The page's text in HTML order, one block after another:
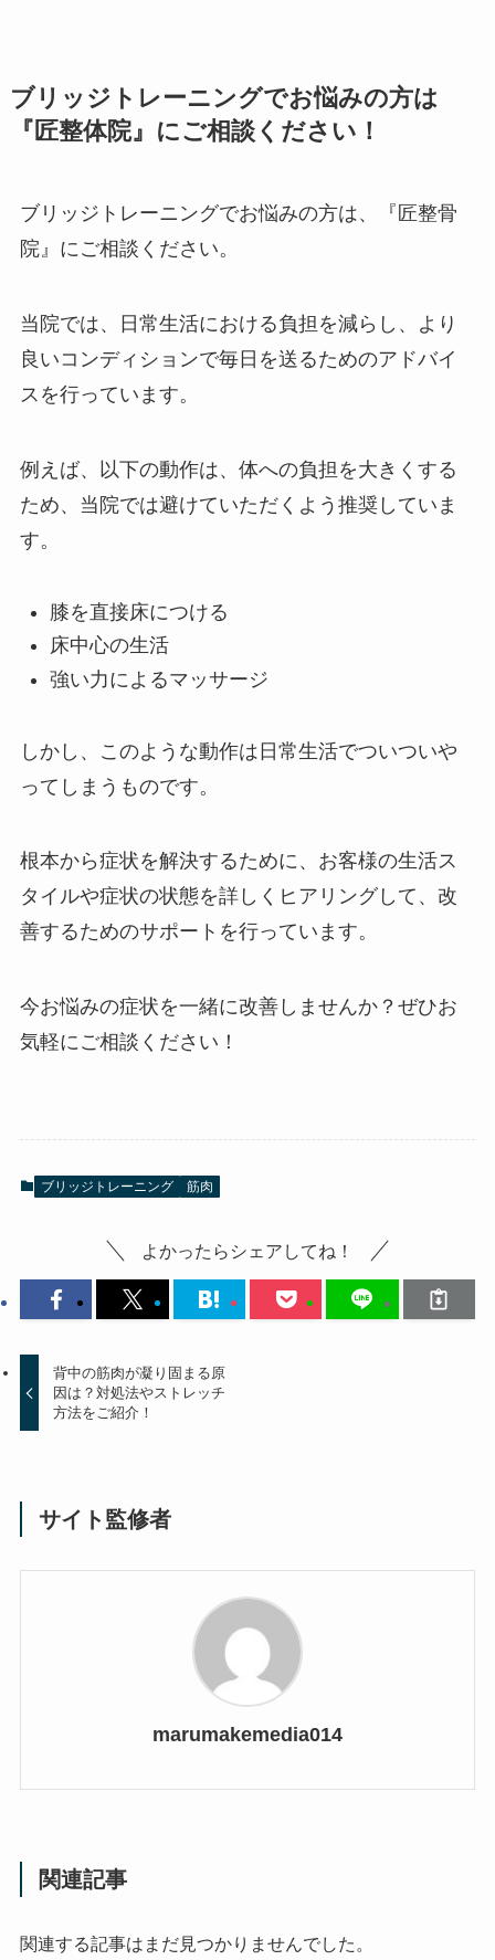
ブリッジトレーニングでお悩みの方は
『匠整体院』にご相談ください！
ブリッジトレーニングでお悩みの方は、『匠整骨
院』にご相談ください。
当院では、日常生活における負担を減らし、より
良いコンディションで毎日を送るためのアドバイ
スを行っています。
例えば、以下の動作は、体への負担を大きくする
ため、当院では避けていただくよう推奨していま
す。
膝を直接床につける
床中心の生活
強い力によるマッサージ
しかし、このような動作は日常生活でついついや
ってしまうものです。
根本から症状を解決するために、お客様の生活ス
タイルや症状の状態を詳しくヒアリングして、改
善するためのサポートを行っています。
今お悩みの症状を一緒に改善しませんか？ぜひお
気軽にご相談ください！
ブリッジトレーニング 筋肉
よかったらシェアしてね！
背中の筋肉が凝り固まる原
因は？対処法やストレッチ
方法をご紹介！
サイト監修者
marumakemedia014
関連記事
関連する記事はまだ見つかりませんでした。